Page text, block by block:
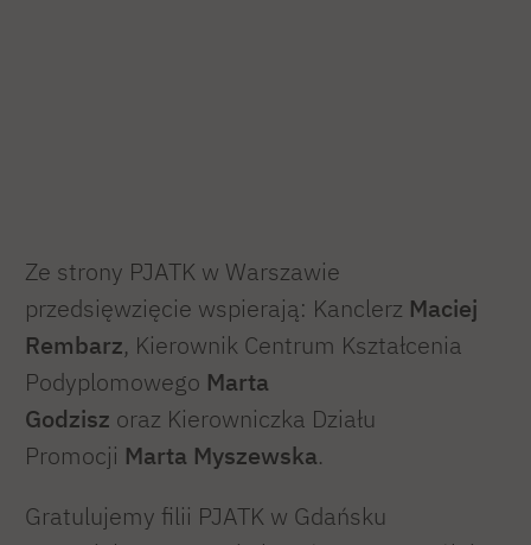
Ze strony PJATK w Warszawie
przedsięwzięcie wspierają: Kanclerz Maciej
Rembarz, Kierownik Centrum Kształcenia
Podyplomowego Marta
Godzisz oraz Kierowniczka Działu
Promocji Marta Myszewska.
Gratulujemy filii PJATK w Gdańsku